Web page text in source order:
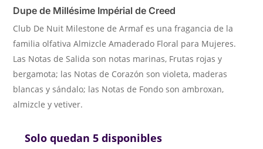
Dupe de Millésime Impérial de Creed
Club De Nuit Milestone de Armaf es una fragancia de la
familia olfativa Almizcle Amaderado Floral para Mujeres.
Las Notas de Salida son notas marinas, Frutas rojas y
bergamota; las Notas de Corazón son violeta, maderas
blancas y sándalo; las Notas de Fondo son ambroxan,
almizcle y vetiver.
Solo quedan 5 disponibles